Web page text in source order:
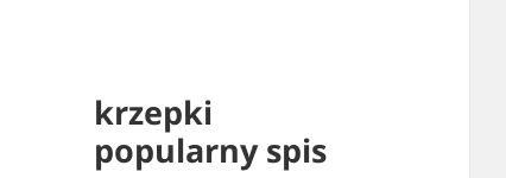
krzepki
popularny spis